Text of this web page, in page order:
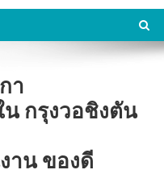
า
น กรุงวอชิงตัน
าน ของดี